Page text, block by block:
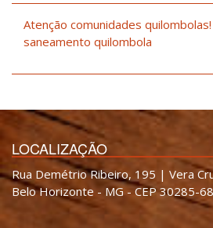
Atenção comunidades
saneamento quilombola
LOCALIZAÇÃO
Rua Demétrio Ribeiro, 195 | Vera
Belo Horizonte - MG - CEP 30285-